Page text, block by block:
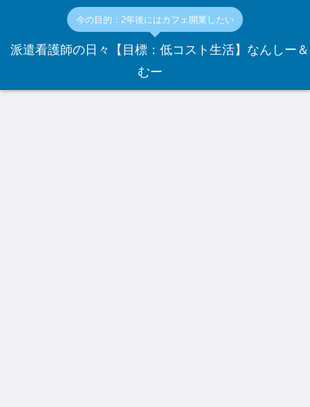
今の目的：2年後にはカフェ開業したい
派遣看護師の日々【目標：低コスト生活】なんしー＆
むー